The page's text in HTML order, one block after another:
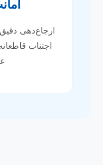
ارجاع‌دهی
اجتناب